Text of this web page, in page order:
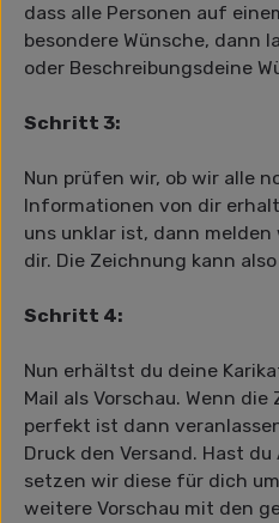
dass alle Personen auf
besondere Wünsche, dann
oder Beschreibungsdeine
Schritt 3:
Nun prüfen wir, ob wir alle
Informationen von dir
uns unklar ist, dann
dir. Die Zeichnung kann
Schritt 4:
Nun erhältst du deine
Mail als Vorschau. Wenn
perfekt ist dann
Druck den Versand. Hast
setzen wir diese für dich
weitere Vorschau mit den